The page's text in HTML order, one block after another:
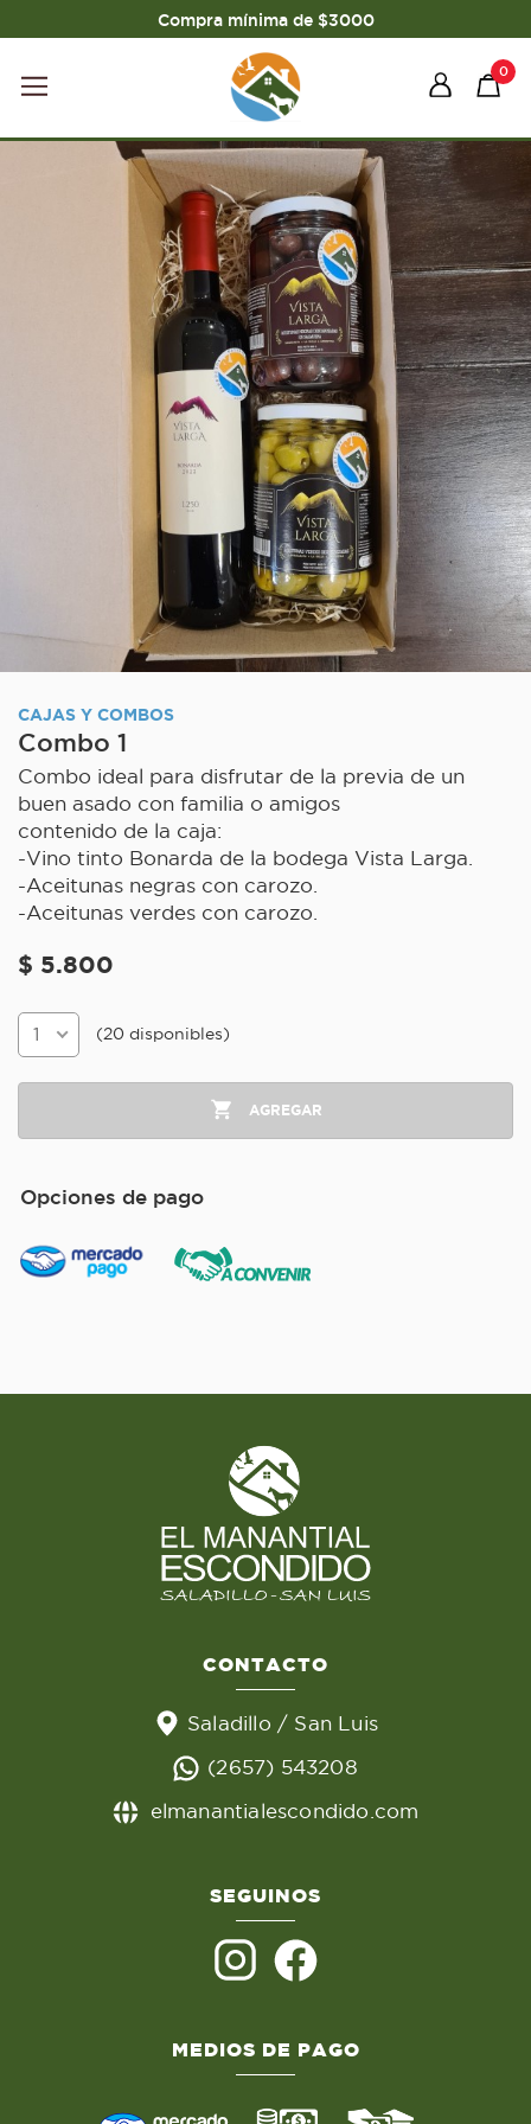
Compra mínima de $3000
0
CAJAS Y COMBOS
Combo 1
Combo ideal para disfrutar de la previa de un
buen asado con familia o amigos
contenido de la caja:
-Vino tinto Bonarda de la bodega Vista Larga.
-Aceitunas negras con carozo.
-Aceitunas verdes con carozo.
$ 5.800
(20 disponibles)
AGREGAR
Opciones de pago
CONTACTO
Saladillo / San Luis
(2657) 543208
elmanantialescondido.com
SEGUINOS
MEDIOS DE PAGO